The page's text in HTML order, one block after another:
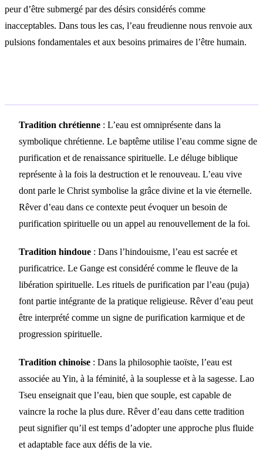
peur d’être submergé par des désirs considérés comme
inacceptables. Dans tous les cas, l’eau freudienne nous renvoie aux
pulsions fondamentales et aux besoins primaires de l’être humain.
Tradition chrétienne : L’eau est omniprésente dans la
symbolique chrétienne. Le baptême utilise l’eau comme signe de
purification et de renaissance spirituelle. Le déluge biblique
représente à la fois la destruction et le renouveau. L’eau vive
dont parle le Christ symbolise la grâce divine et la vie éternelle.
Rêver d’eau dans ce contexte peut évoquer un besoin de
purification spirituelle ou un appel au renouvellement de la foi.
Tradition hindoue : Dans l’hindouisme, l’eau est sacrée et
purificatrice. Le Gange est considéré comme le fleuve de la
libération spirituelle. Les rituels de purification par l’eau (puja)
font partie intégrante de la pratique religieuse. Rêver d’eau peut
être interprété comme un signe de purification karmique et de
progression spirituelle.
Tradition chinoise : Dans la philosophie taoïste, l’eau est
associée au Yin, à la féminité, à la souplesse et à la sagesse. Lao
Tseu enseignait que l’eau, bien que souple, est capable de
vaincre la roche la plus dure. Rêver d’eau dans cette tradition
peut signifier qu’il est temps d’adopter une approche plus fluide
et adaptable face aux défis de la vie.